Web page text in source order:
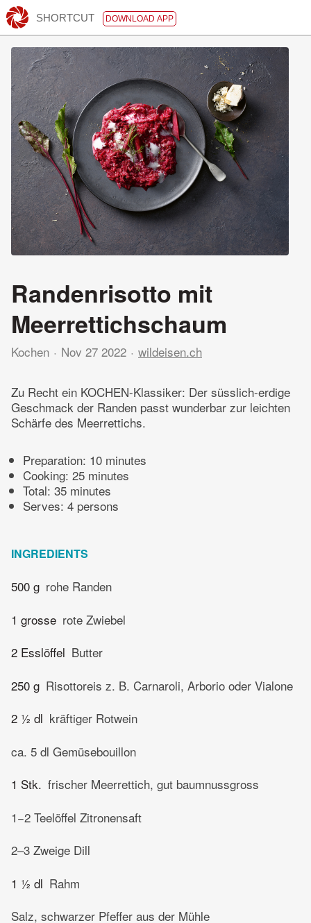
SHORTCUT DOWNLOAD APP
Randenrisotto mit
Meerrettichschaum
Kochen Nov 27 2022 wildeisen.ch
Zu Recht ein KOCHEN-Klassiker: Der süsslich-erdige
Geschmack der Randen passt wunderbar zur leichten
Schärfe des Meerrettichs.
Preparation: 10 minutes
Cooking: 25 minutes
Total: 35 minutes
Serves: 4 persons
INGREDIENTS
500 g rohe Randen
1 grosse rote Zwiebel
2 Esslöffel Butter
250 g Risottoreis z. B. Carnaroli, Arborio oder Vialone
2 ½ dl kräftiger Rotwein
ca. 5 dl Gemüsebouillon
1 Stk. frischer Meerrettich, gut baumnussgross
1−2 Teelöffel Zitronensaft
2–3 Zweige Dill
1 ½ dl Rahm
Salz, schwarzer Pfeffer aus der Mühle